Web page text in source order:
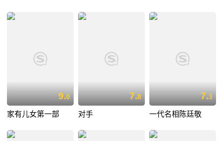
9.0
家有儿女第一部
7.8
对手
7.3
一代名相陈廷敬